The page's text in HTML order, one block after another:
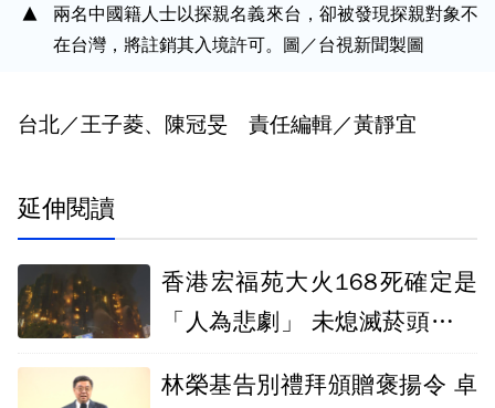
兩名中國籍人士以探親名義來台，卻被發現探親對象不
在台灣，將註銷其入境許可。圖／台視新聞製圖
台北／王子菱、陳冠旻 責任編輯／黃靜宜
延伸閱讀
香港宏福苑大火168死確定是
「人為悲劇」 未熄滅菸頭引燃
林榮基告別禮拜頒贈褒揚令 卓